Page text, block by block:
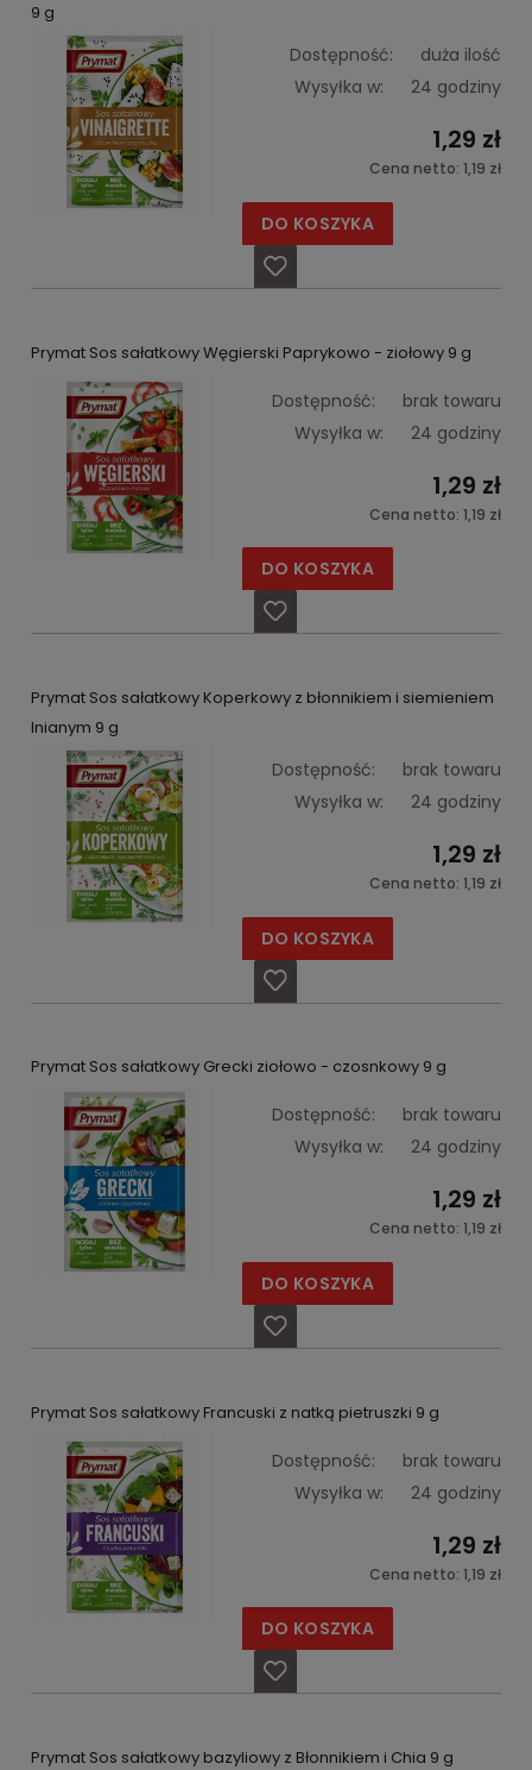
9 g
Dostępność:
duża ilość
Wysyłka w:
24 godziny
1,29 zł
Cena netto: 1,19 zł
DO KOSZYKA
Prymat Sos sałatkowy Węgierski Paprykowo - ziołowy 9 g
Dostępność:
brak towaru
Wysyłka w:
24 godziny
1,29 zł
Cena netto: 1,19 zł
DO KOSZYKA
Prymat Sos sałatkowy Koperkowy z błonnikiem i siemieniem
lnianym 9 g
Dostępność:
brak towaru
Wysyłka w:
24 godziny
1,29 zł
Cena netto: 1,19 zł
DO KOSZYKA
Prymat Sos sałatkowy Grecki ziołowo - czosnkowy 9 g
Dostępność:
brak towaru
Wysyłka w:
24 godziny
1,29 zł
Cena netto: 1,19 zł
DO KOSZYKA
Prymat Sos sałatkowy Francuski z natką pietruszki 9 g
Dostępność:
brak towaru
Wysyłka w:
24 godziny
1,29 zł
Cena netto: 1,19 zł
DO KOSZYKA
Prymat Sos sałatkowy bazyliowy z Błonnikiem i Chia 9 g